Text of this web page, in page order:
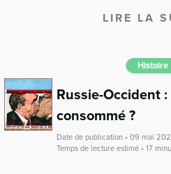
LIRE LA
Histoire
Russie-Occident
consommé ?
Date de publication • 09 mai
Temps de lecture estimé • 17